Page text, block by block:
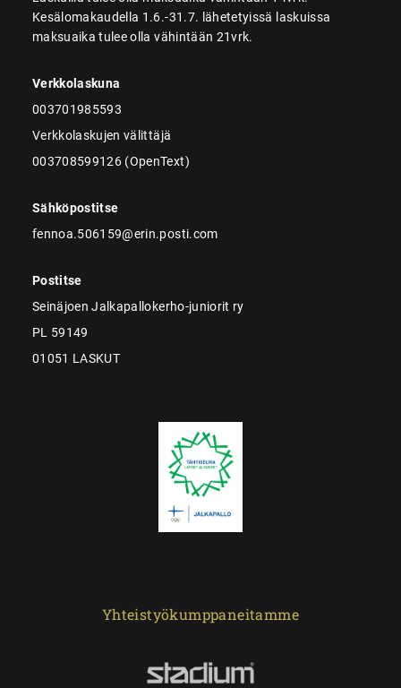
Kesälomakaudella 1.6.-31.7. lähetetyissä laskuissa
maksuaika tulee olla vähintään 21vrk.
Verkkolaskuna
003701985593
Verkkolaskujen välittäjä
003708599126 (OpenText)
Sähköpostitse
fennoa.506159@erin.posti.com
Postitse
Seinäjoen Jalkapallokerho-juniorit ry
PL 59149
01051 LASKUT
Yhteistyökumppaneitamme